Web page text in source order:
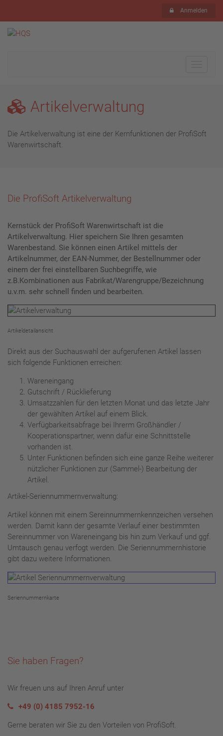
Anmelden
Artikelverwaltung
Die Artikelverwaltung ist eine der Kernfunktionen der ProfiSoft
Warenwirtschaft.
Die ProfiSoft Artikelverwaltung
Kernstück der ProfiSoft Warenwirtschaft ist die
Artikelverwaltung. Hier speichern Sie Ihren gesamten
Warenbestand. Sie können einen Artikel mittels der
Artikelnummer, der EAN-Nummer, der Bestellnummer oder
einem der frei einstellbaren Suchbegriffe, wie
z.B.Kombinationen aus Fabrikat/Warengruppe/Bezeichnung
u.v.m. sehr schnell finden und bearbeiten.
Artikeldetailansicht
Direkt aus der Suchauswahl der aufgerufenen Artikel lassen
sich folgende Funktionen erreichen:
Wareneingang
Gutschrift / Rücklieferung
Umsatzzahlen für den letzten Monat und das letzte Jahr
der gewählten Artikel auf einem Blick.
Verfügbarkeitsabfrage bei Ihrerm Großhändler /
Kooperationspartner, wenn dafür eine Schnittstelle
vorhanden ist.
Unter Funktionen befinden sich eine ganze Reihe weiterer
nützlicher Funktionen zur (Sammel-) Bearbeitung der
Artikel.
Artikel-Seriennummernverwaltung:
Artikel können mit einem Sereinnummernkennzeichen versehen
werden. Damit kann der gesamte Verlauf einer bestimmten
Sereinnummer von Wareneingang bis hin zum Verkauf und ggf.
Umtausch genau verfogt werden. Die Seriennummernhistorie
gibt dazu weitere Informationen.
Seriennummernkarte
Sie haben Fragen?
Wir freuen uns auf Ihren Anruf unter
+49 (0) 4185 7952-16
Gerne beraten wir Sie zu den Vorteilen von ProfiSoft.